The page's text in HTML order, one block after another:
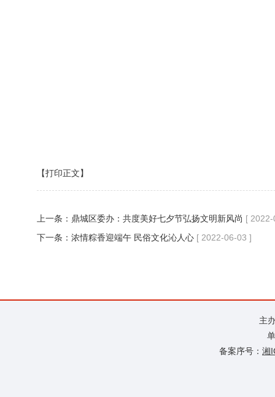
【打印正文】
上一条： 鼎城区委办：共度美好七夕节弘扬文明新风尚 [
下一条： 浓情粽香迎端午 民俗文化沁人心 [ 2022-06-03 ]
主
备案序号： 湘